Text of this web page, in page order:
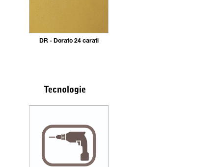
DR - Dorato 24 carati
Tecnologie